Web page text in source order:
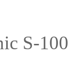
S-